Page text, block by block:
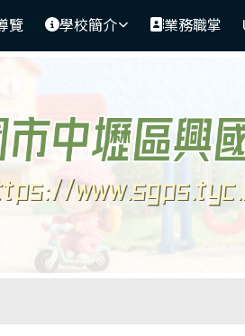
覽 學校簡介 業務職掌